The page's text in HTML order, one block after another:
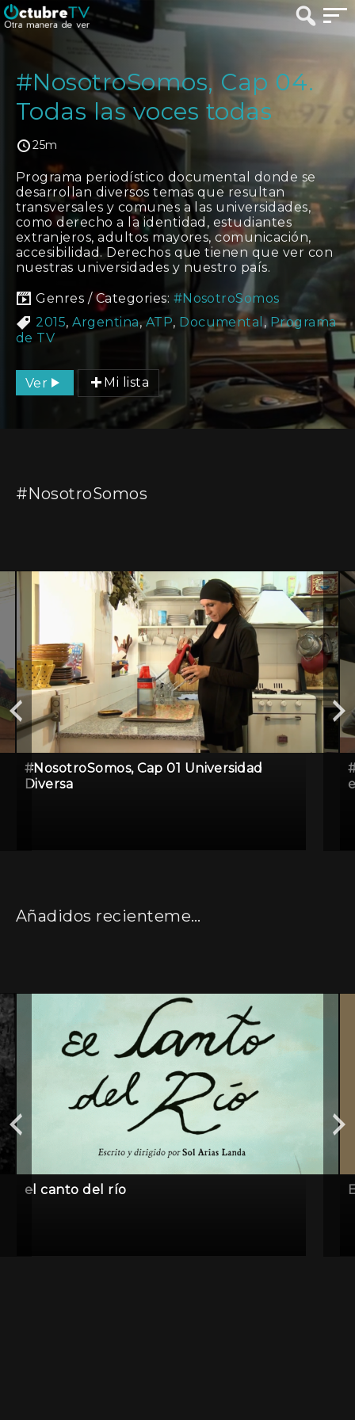
#NosotroSomos, Cap 04.
Todas las voces todas
25m
Programa periodístico documental donde se
desarrollan diversos temas que resultan
transversales y comunes a las universidades,
como derecho a la identidad, estudiantes
extranjeros, adultos mayores, comunicación,
accesibilidad. Derechos que tienen que ver con
nuestras universidades y nuestro país.
Genres / Categories: #NosotroSomos
2015,Argentina,ATP, Documental, Programa
de TV
Ver Mi lista
#NosotroSomos
#NosotroSomos, Cap 01 Universidad
Diversa
Añadidos recientemente
el canto del río